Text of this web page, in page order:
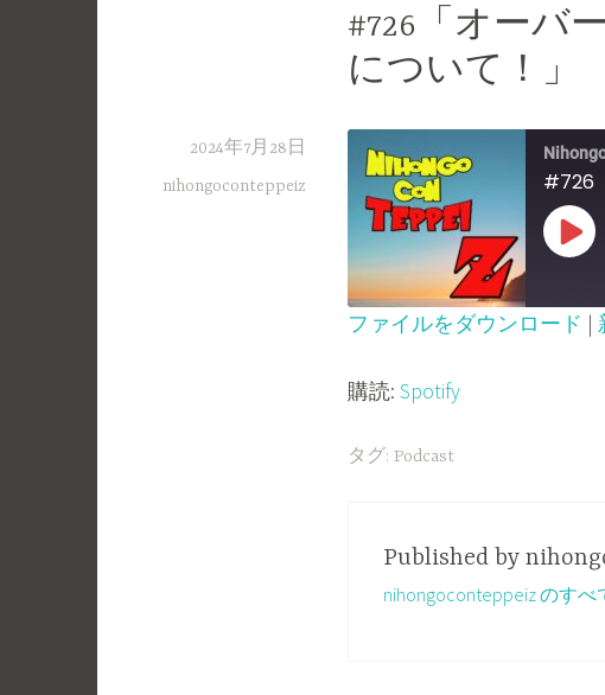
#726「オーバ
について！」
2024年7月28日
nihongoconteppeiz
#726
RSS FEED
LINK
EMBED
ファイルをダウンロード |
購読: Spotify
タグ: Podcast
Published by
nihongoconteppeiz のす